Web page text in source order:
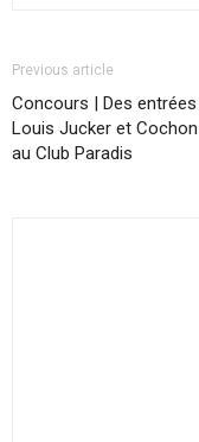
Previous article
Concours | Des
Louis Jucker et
au Club Paradis